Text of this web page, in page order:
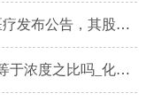
，其股东减持19.01万股
之比吗_化学计量数